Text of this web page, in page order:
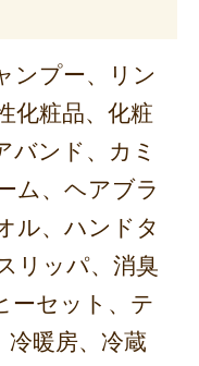
ンプー、リン
化粧品、化粧
バンド、カミ
ム、ヘアブラ
ル、ハンドタ
リッパ、消臭
ーセット、テ
冷暖房、冷蔵